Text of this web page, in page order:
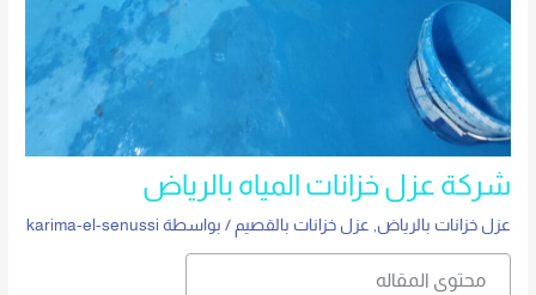
شركة عزل خزانات المياه بالرياض
عزل خزانات بالرياض عزل خزانات بالقصيم / بواسطة karima-el-senussi
محتوى المقاله